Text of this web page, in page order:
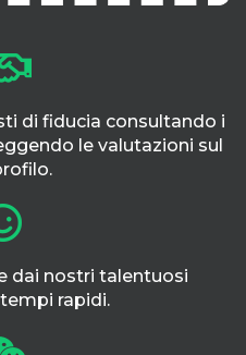
di fiducia consultando i
le valutazioni sul
dai nostri talentuosi
rapidi.